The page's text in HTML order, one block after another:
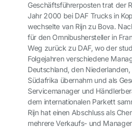
Geschäftsführerposten trat der
Jahr 2000 bei DAF Trucks in
wechselte van Rijn zu Bova.
für den Omnibushersteller in
Weg zurück zu DAF, wo der
Folgejahren verschiedene
Deutschland, den
Südafrika übernahm und als
Servicemanager und
dem internationalen Parkett
Rijn hat einen Abschluss als
mehrere Verkaufs- und